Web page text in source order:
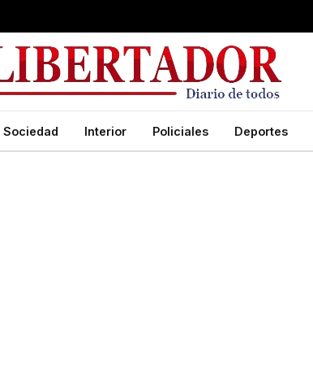
Sociedad Interior Policiales Deportes